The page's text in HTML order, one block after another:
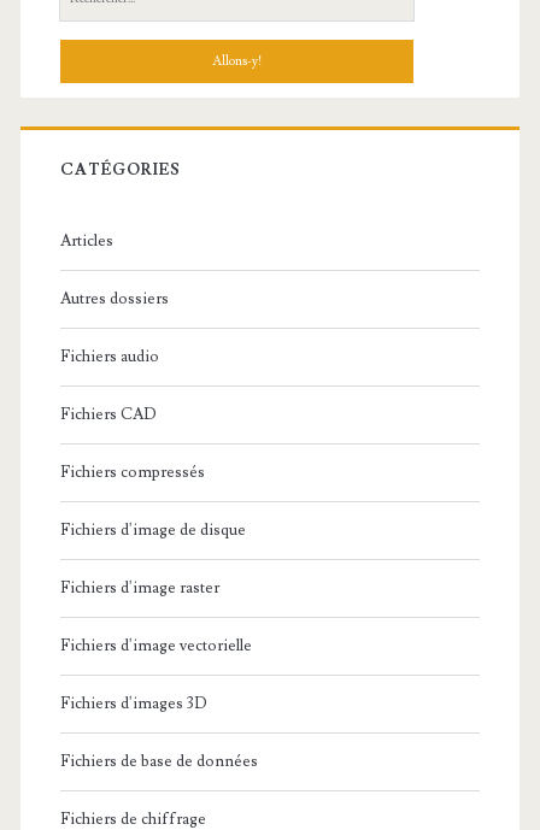
e
h
r
c
:
CATÉGORIES
Articles
Autres dossiers
Fichiers audio
Fichiers CAD
Fichiers compressés
Fichiers d'image de disque
Fichiers d'image raster
Fichiers d'image vectorielle
Fichiers d'images 3D
Fichiers de base de données
Fichiers de chiffrage